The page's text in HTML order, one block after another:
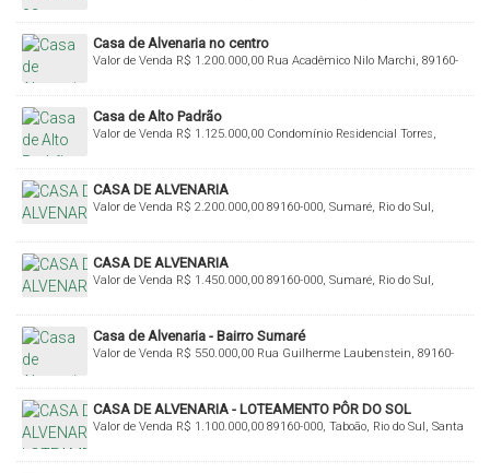
Brasil
Casa de Alvenaria no centro
R$ 1.200.000,00
Valor de Venda
Rua Acadêmico Nilo Marchi, 89160-
Casa de Alto Padrão
R$ 1.125.000,00
Valor de Venda
Condomínio Residencial Torres,
CASA DE ALVENARIA
R$ 2.200.000,00
Valor de Venda
89160-000, Sumaré, Rio do Sul,
CASA DE ALVENARIA
R$ 1.450.000,00
Valor de Venda
89160-000, Sumaré, Rio do Sul,
Casa de Alvenaria - Bairro Sumaré
R$ 550.000,00
Valor de Venda
Rua Guilherme Laubenstein, 89160-
CASA DE ALVENARIA - LOTEAMENTO PÔR DO SOL
R$ 1.100.000,00
Valor de Venda
89160-000, Taboão, Rio do Sul, Santa